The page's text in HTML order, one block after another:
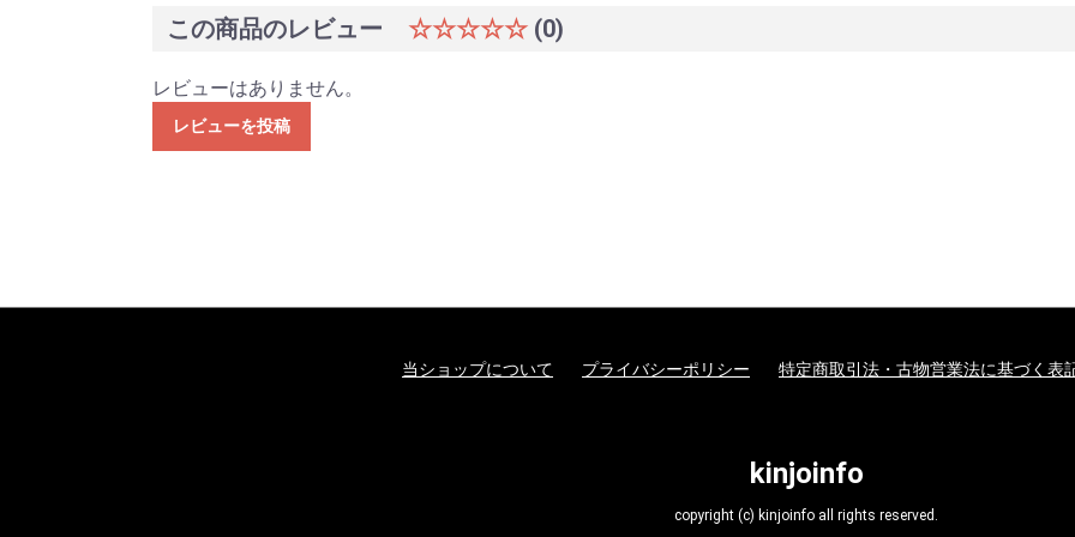
この商品のレビュー ☆☆☆☆☆ (0)
レビューはありません。
レビューを投稿
当ショップについて プライバシーポリシー 特定商取引法・古物営業法に基づく表
kinjoinfo
copyright (c) kinjoinfo all rights reserved.